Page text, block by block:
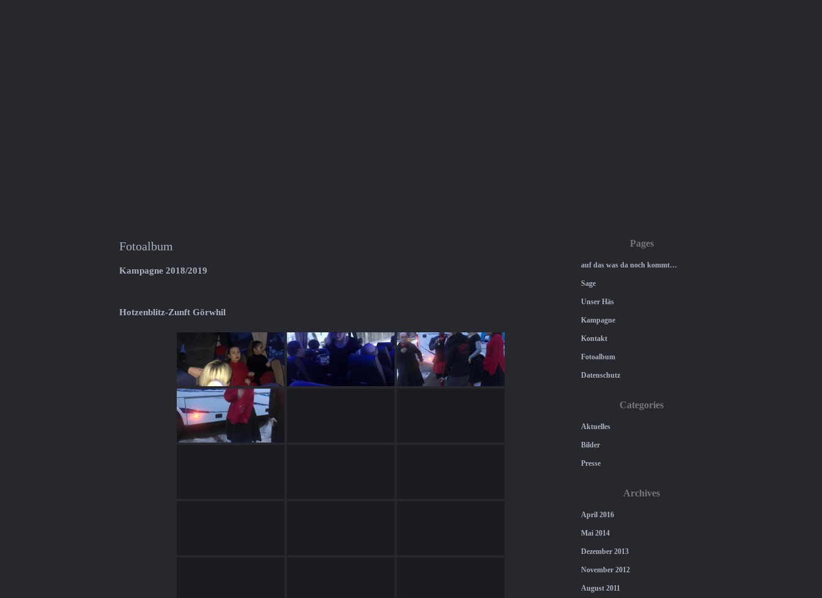
Fotoalbum
Kampagne 2018/2019
Hotzenblitz-Zunft Görwhil
Pages
auf das was da noch kommt…
Sage
Unser Häs
Kampagne
Kontakt
Fotoalbum
Datenschutz
Categories
Aktuelles
Bilder
Presse
Archives
April 2016
Mai 2014
Dezember 2013
November 2012
August 2011